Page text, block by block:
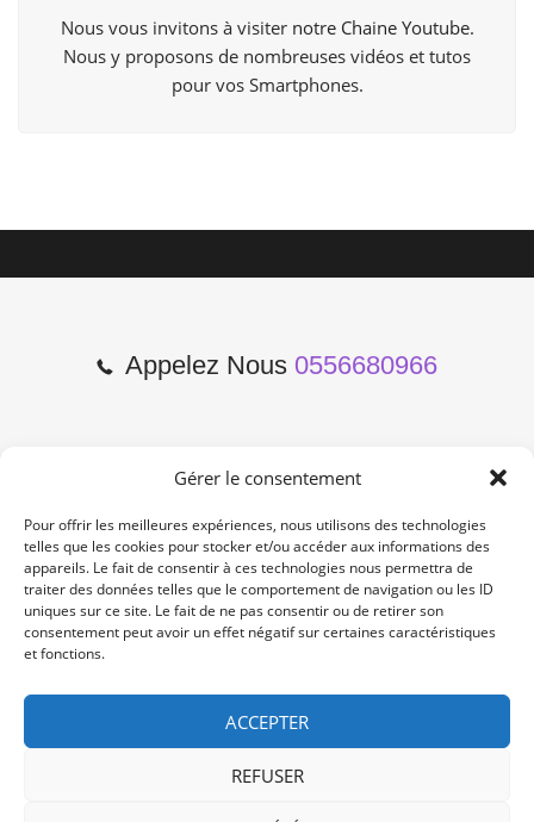
Gérer le consentement
Pour offrir les meilleures expériences, nous utilisons des technologies
telles que les cookies pour stocker et/ou accéder aux informations des
appareils. Le fait de consentir à ces technologies nous permettra de
traiter des données telles que le comportement de navigation ou les ID
uniques sur ce site. Le fait de ne pas consentir ou de retirer son
consentement peut avoir un effet négatif sur certaines caractéristiques
et fonctions.
ACCEPTER
REFUSER
Nous vous invitons à visiter notre Chaine Youtube.
Nous y proposons de nombreuses vidéos et tutos
pour vos Smartphones.
Appelez Nous 0556680966
2 Cours de l'Yser 33800
Bordeaux
Lun-Samedi: 10:00 -19:00
Non Stop
/ /